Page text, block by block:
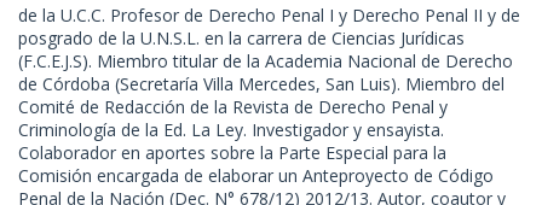
de la U.C.C. Profesor de Derecho Penal I y Derecho Penal II y de
posgrado de la U.N.S.L. en la carrera de Ciencias Jurídicas
(F.C.E.J.S). Miembro titular de la Academia Nacional de Derecho
de Córdoba (Secretaría Villa Mercedes, San Luis). Miembro del
Comité de Redacción de la Revista de Derecho Penal y
Criminología de la Ed. La Ley. Investigador y ensayista.
Colaborador en aportes sobre la Parte Especial para la
Comisión encargada de elaborar un Anteproyecto de Código
Penal de la Nación (Dec. N° 678/12) 2012/13. Autor, coautor y